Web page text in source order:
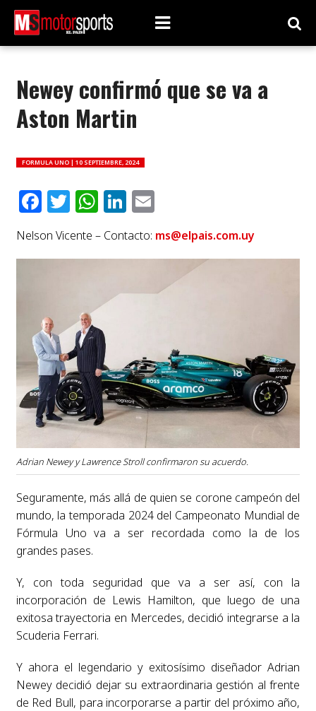
Newey confirmó que se va a
Aston Martin
FORMULA UNO | 10 SEPTIEMBRE, 2024
Facebook
Twitter
WhatsApp
LinkedIn
Email
Nelson Vicente – Contacto: ms@elpais.com.uy
Adrian Newey y Lawrence Stroll confirmaron su acuerdo.
Seguramente, más allá de quien se corone campeón del
mundo, la temporada 2024 del Campeonato Mundial de
Fórmula Uno va a ser recordada como la de los
grandes pases.
Y, con toda seguridad que va a ser así, con la
incorporación de Lewis Hamilton, que luego de una
exitosa trayectoria en Mercedes, decidió integrarse a la
Scuderia Ferrari.
Y ahora el legendario y exitosísimo diseñador Adrian
Newey decidió dejar su extraordinaria gestión al frente
de Red Bull, para incorporarse a partir del próximo año,